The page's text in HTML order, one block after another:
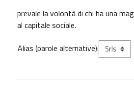
prevale la volontà di chi ha una
al capitale sociale.
Alias (parole alternative):